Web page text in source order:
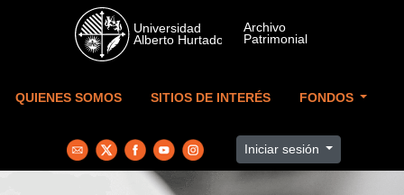
Skip to main content
QUIENES SOMOS SITIOS DE INTERÉS FONDOS
Iniciar sesión